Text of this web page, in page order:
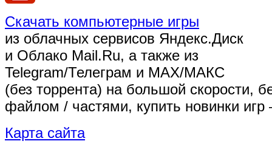
Скачать компьютерные игры
из облачных сервисов Яндекс.Диск
и Облако Mail.Ru, а также из
Telegram/Телеграм и MAX/МАКС
(без торрента) на большой скорости,
файлом / частями, купить новинки
Карта сайта